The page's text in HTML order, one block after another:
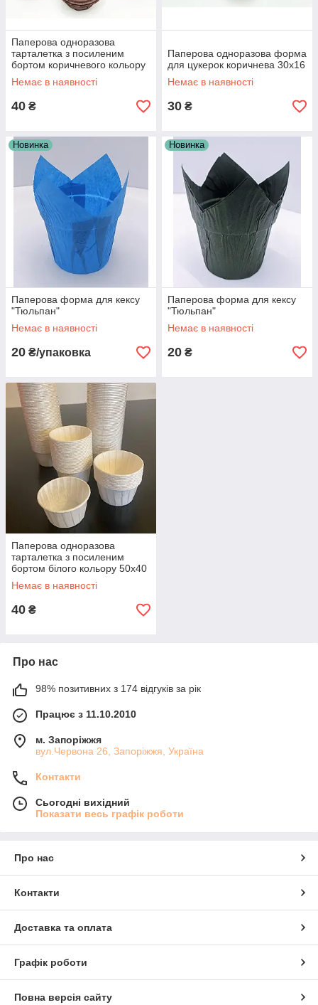
Паперова одноразова
тарталетка з посиленим
бортом коричневого кольору
55х35
Немає в наявності
40 ₴
Паперова одноразова форма
для цукерок коричнева 30х16
Немає в наявності
30 ₴
Новинка
Паперова форма для кексу
"Тюльпан"
Немає в наявності
20 ₴/упаковка
Новинка
Паперова форма для кексу
"Тюльпан"
Немає в наявності
20 ₴
Паперова одноразова
тарталетка з посиленим
бортом білого кольору 50х40
Немає в наявності
40 ₴
Про нас
98% позитивних з 174 відгуків за рік
Працює з 11.10.2010
м. Запоріжжя
вул.Червона 26, Запоріжжя, Україна
Контакти
Сьогодні вихідний
Показати весь графік роботи
Про нас
Контакти
Доставка та оплата
Графік роботи
Повна версія сайту